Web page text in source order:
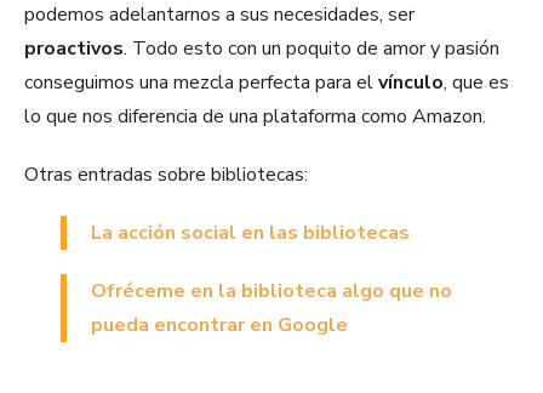
podemos adelantarnos a sus necesidades, ser
proactivos. Todo esto con un poquito de amor y pasión
conseguimos una mezcla perfecta para elvínculo, que es
lo que nos diferencia de una plataforma como Amazon.
Otras entradas sobre bibliotecas:
La acción social en las bibliotecas
Ofréceme en la biblioteca algo que no
pueda encontrar en Google